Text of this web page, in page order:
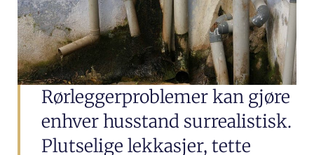
Rørleggerproblemer kan gjøre
enhver husstand surrealistisk.
Plutselige lekkasjer, tette